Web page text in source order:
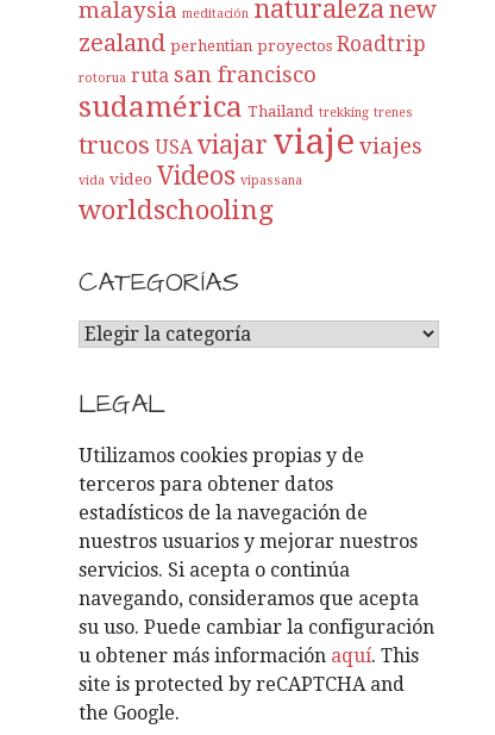
malaysia meditación naturalezanew
zealand perhentian proyectos Roadtrip
rotorua ruta san francisco
sudamérica Thailand trekking trenes
trucos USA viajar viaje viajes
vida video Videos vipassana
worldschooling
CATEGORÍAS
C
T
E
G
O
R
Í
A
S
LEGAL
Utilizamos cookies propias y de
terceros para obtener datos
estadísticos de la navegación de
nuestros usuarios y mejorar nuestros
servicios. Si acepta o continúa
navegando, consideramos que acepta
su uso. Puede cambiar la configuración
u obtener más información aquí. This
site is protected by reCAPTCHA and
the Google.